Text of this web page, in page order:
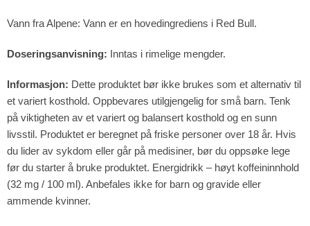
Vann fra Alpene: Vann er en hovedingrediens i Red Bull.
Doseringsanvisning: Inntas i rimelige mengder.
Informasjon: Dette produktet bør ikke brukes som et alternativ til
et variert kosthold. Oppbevares utilgjengelig for små barn. Tenk
på viktigheten av et variert og balansert kosthold og en sunn
livsstil. Produktet er beregnet på friske personer over 18 år. Hvis
du lider av sykdom eller går på medisiner, bør du oppsøke lege
før du starter å bruke produktet. Energidrikk – høyt koffeininnhold
(32 mg / 100 ml). Anbefales ikke for barn og gravide eller
ammende kvinner.